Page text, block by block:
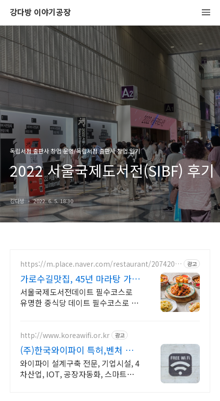
강다방 이야기공장
독립서점 출판사 창업 운영/독립서점 출판사 창업 일기
2022 서울국제도서전(SIBF) 후기
강다방 2022. 6. 5. 18:30
https://m.place.naver.com/restaurant/2074205
광고
가로수길맛집, 45년 마라탕 가로
수길 웨이팅맛집
서울국제도서전데이트 필수코스로
유명한 중식당 데이트 필수코스로 유
http://www.koreawifi.or.kr 광고
(주)한국와이파이 특허,벤처 전
문설치
와이파이 설계구축 전문, 기업시설, 4
차산업, IOT, 공장자동화, 스마트시